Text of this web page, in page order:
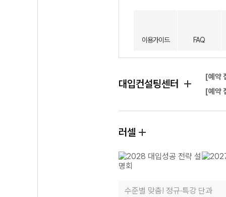
이용가이드 FAQ
대입컨설팅센터
[예약
[예약
러셀
수준별 맞춤! 정규·특강 단과